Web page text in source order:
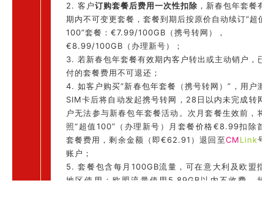
2. 客户订购套餐后费用一次性扣除 ，新春包年套餐有效
期内不可变更套餐，套餐到期后按原价自动续订“超值
100”套餐：€7.99/100GB（携号转网），
€8.99/100GB（办理新号）；
3. 若新春包年套餐有效期内客户转出或主动销户，已支
付的套餐费用不可退还；
4. 如客户购买“新春包年套餐（携号转网）”，用户激活
SIM卡后将自动发起携号转网，28日以内未完成转网用
户无法参与新春包年套餐活动。 次月套餐生效前，将按
照“超值100”（办理新号）月套餐价格€8.99扣除首月
套餐费用，剩余金额（即€62.91）退回至CMLink号码
账户；
5. 套餐包含每月100GB流量，可在意大利及欧盟指定
地区使用；欧盟流量使用5.89GB以内不收费，超过